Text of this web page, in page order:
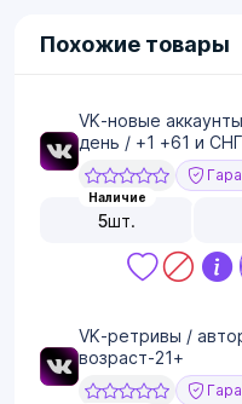
Похожие товары
VK-новые
день / +1 +61 и
Наличие
5шт.
VK-ретривы /
возраст-21+